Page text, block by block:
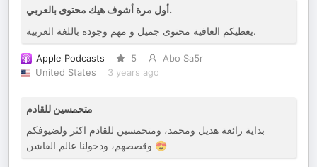
أول مرة أشوف هيك محتوى بالعربي.
يعطيكم العافية محتوى جميل و مهم وجوده باللغة العربية.
Apple Podcasts 5
Abo Sa5r
United States
3 years ago
متحمسين للقادم
بداية رائعة هديل ومحمد، ومتحمسين للقادم اكثر ولضيوفكم
وقصصهم، ودخولنا عالم الفاشن 😍